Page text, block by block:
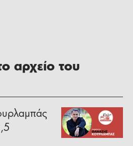
αρχείο του